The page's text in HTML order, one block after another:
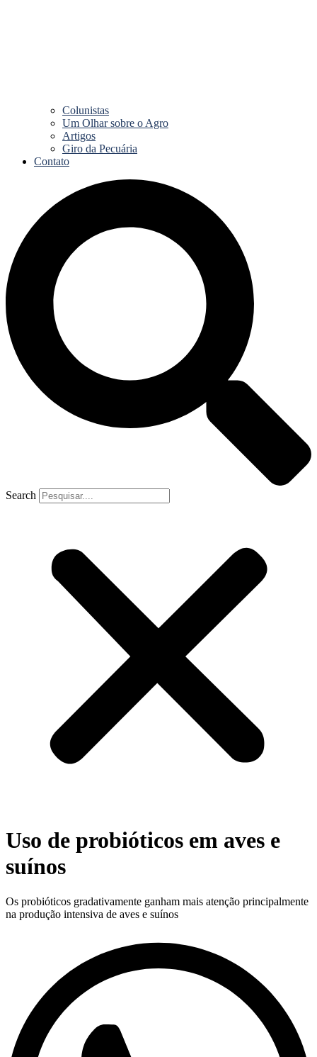
Colunistas
Um Olhar sobre o Agro
Artigos
Giro da Pecuária
Contato
Search
Uso de probióticos em aves e
suínos
Os probióticos gradativamente ganham mais atenção principalmente
na produção intensiva de aves e suínos